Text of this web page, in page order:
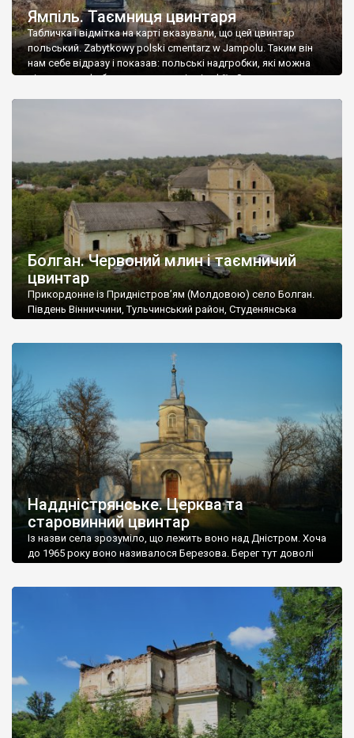
Ямпіль. Таємниця цвинтаря
Табличка і відмітка на карті вказували, що цей цвинтар
польський. Zabytkowy polski cmentarz w Jampolu. Таким він
нам себе відразу і показав: польські надгробки, які можна
віднести до фабричних, польські епітафії… Загалом цвинтар
Болган. Червоний млин і таємничий
цвинтар
Прикордонне із Придністров’ям (Молдовою) село Болган.
Південь Вінниччини, Тульчинський район, Студенянська
старовинний цвинтар із кам’яними хрестами. Всі епітафії, які
збереглися, написані кирилицею, церковнослов’янською
мовою. За всіма традиційними ознаками – цвинтар
український. Хрести датуються 19 століттям. У 1924-1940
роках Болган […]
Наддністрянське. Церква та
старовинний цвинтар
Із назви села зрозуміло, що лежить воно над Дністром. Хоча
до 1965 року воно називалося Березова. Берег тут доволі
Наддністрянське відрізняється від більшості навколишніх
сіл. У селі є мурована Михайлівська церква. Точної дати […]